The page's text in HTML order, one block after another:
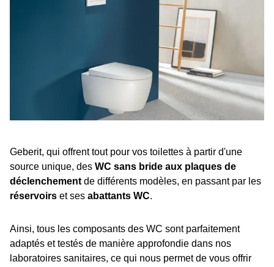
Geberit, qui offrent tout pour vos toilettes à partir d'une
source unique, des WC sans bride aux plaques de
déclenchement de différents modèles, en passant par les
réservoirs et ses abattants WC.
Ainsi, tous les composants des WC sont parfaitement
adaptés et testés de manière approfondie dans nos
laboratoires sanitaires, ce qui nous permet de vous offrir